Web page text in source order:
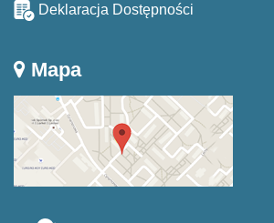
Deklaracja Dostępności
Mapa